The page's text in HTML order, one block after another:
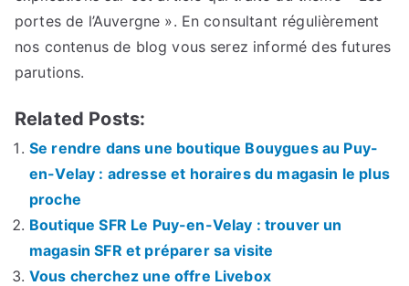
portes de l’Auvergne ». En consultant régulièrement
nos contenus de blog vous serez informé des futures
parutions.
Related Posts:
Se rendre dans une boutique Bouygues au Puy-
en-Velay : adresse et horaires du magasin le plus
proche
Boutique SFR Le Puy-en-Velay : trouver un
magasin SFR et préparer sa visite
Vous cherchez une offre Livebox